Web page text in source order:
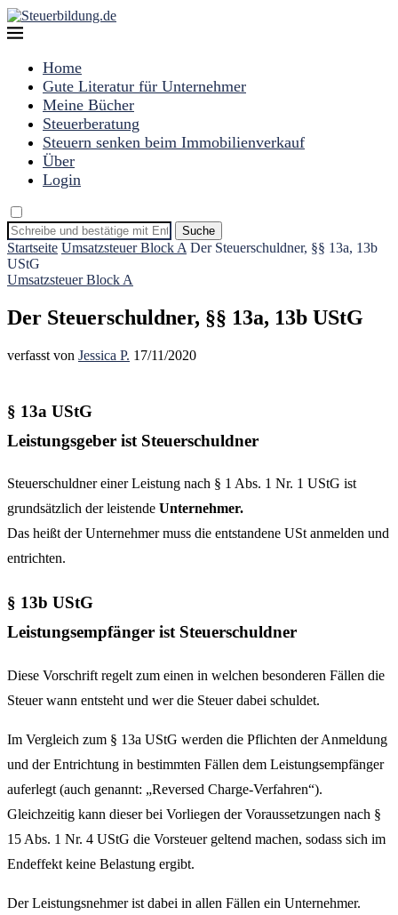
Home
Gute Literatur für Unternehmer
Meine Bücher
Steuerberatung
Steuern senken beim Immobilienverkauf
Über
Login
Suche
Startseite Umsatzsteuer Block A Der Steuerschuldner, §§ 13a, 13b
UStG
Umsatzsteuer Block A
Der Steuerschuldner, §§ 13a, 13b UStG
verfasst von Jessica P. 17/11/2020
§ 13a UStG
Leistungsgeber ist Steuerschuldner
Steuerschuldner einer Leistung nach § 1 Abs. 1 Nr. 1 UStG ist
grundsätzlich der leistende Unternehmer.
Das heißt der Unternehmer muss die entstandene USt anmelden und
entrichten.
§ 13b UStG
Leistungsempfänger ist Steuerschuldner
Diese Vorschrift regelt zum einen in welchen besonderen Fällen die
Steuer wann entsteht und wer die Steuer dabei schuldet.
Im Vergleich zum § 13a UStG werden die Pflichten der Anmeldung
und der Entrichtung in bestimmten Fällen dem Leistungsempfänger
auferlegt (auch genannt: „Reversed Charge-Verfahren“).
Gleichzeitig kann dieser bei Vorliegen der Voraussetzungen nach §
15 Abs. 1 Nr. 4 UStG die Vorsteuer geltend machen, sodass sich im
Endeffekt keine Belastung ergibt.
Der Leistungsnehmer ist dabei in allen Fällen ein Unternehmer.